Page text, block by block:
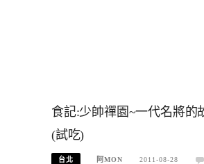
食記:少帥禪園~一代名將的
(試吃)
台北 阿MON 2011-08-28